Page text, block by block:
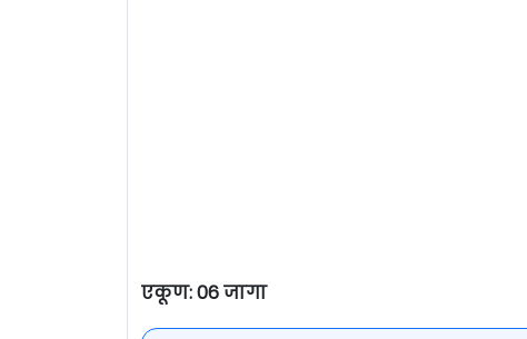
एकूण: 06 जागा